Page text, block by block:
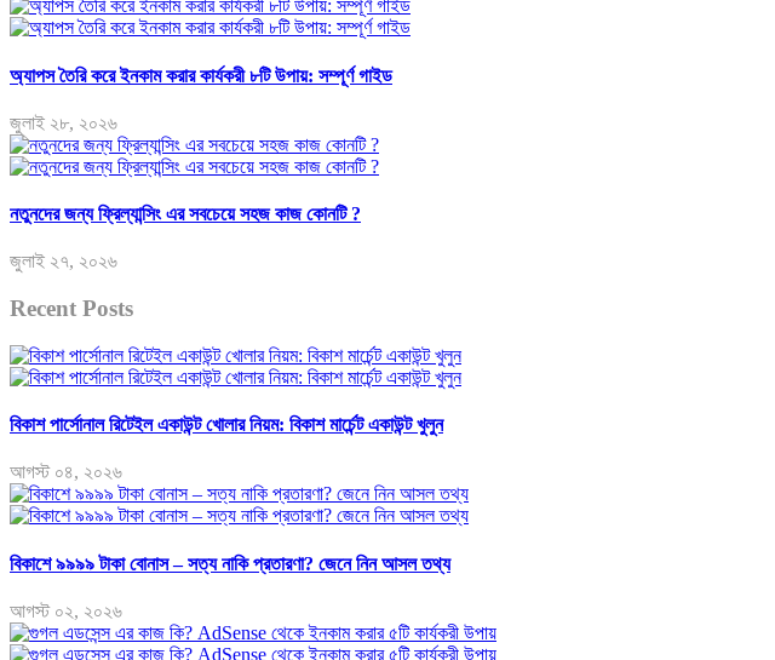
অ্যাপস তৈরি করে ইনকাম করার কার্যকরী ৮টি উপায়: সম্পূর্ণ গাইড
জুলাই ২৮, ২০২৬
নতুনদের জন্য ফ্রিল্যান্সিং এর সবচেয়ে সহজ কাজ কোনটি ?
জুলাই ২৭, ২০২৬
Recent Posts
বিকাশ পার্সোনাল রিটেইল একাউন্ট খোলার নিয়ম: বিকাশ মার্চেন্ট একাউন্ট খুলুন
আগস্ট ০৪, ২০২৬
বিকাশে ৯৯৯৯ টাকা বোনাস – সত্য নাকি প্রতারণা? জেনে নিন আসল তথ্য
আগস্ট ০২, ২০২৬